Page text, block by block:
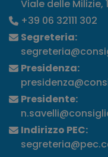
Viale delle Milizie,
+39 06 32111 302
Segreteria:
Presidenza:
Presidente:
Indirizzo PEC: